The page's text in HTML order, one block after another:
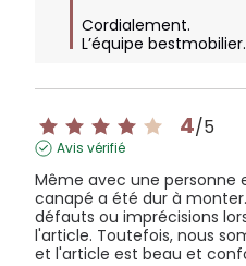
Cordialement.
L’équipe
4/5
Avis vérifié
Même avec une personne
canapé a été dur à
défauts ou imprécisions
l'article. Toutefois, nous
et l'article est beau et